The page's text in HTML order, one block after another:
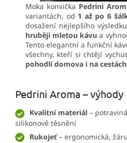
Moka konvička Pedrini
variantách, od 1 až po 6
dosažení nejlepšího
hruběji mletou kávu a
Tento elegantní a funkční
všechny, kteří si chtějí
pohodlí domova i na cestách
Pedrini Aroma – výhody
Kvalitní materiál –
silikonové těsnění
Rukojeť– ergonomická,